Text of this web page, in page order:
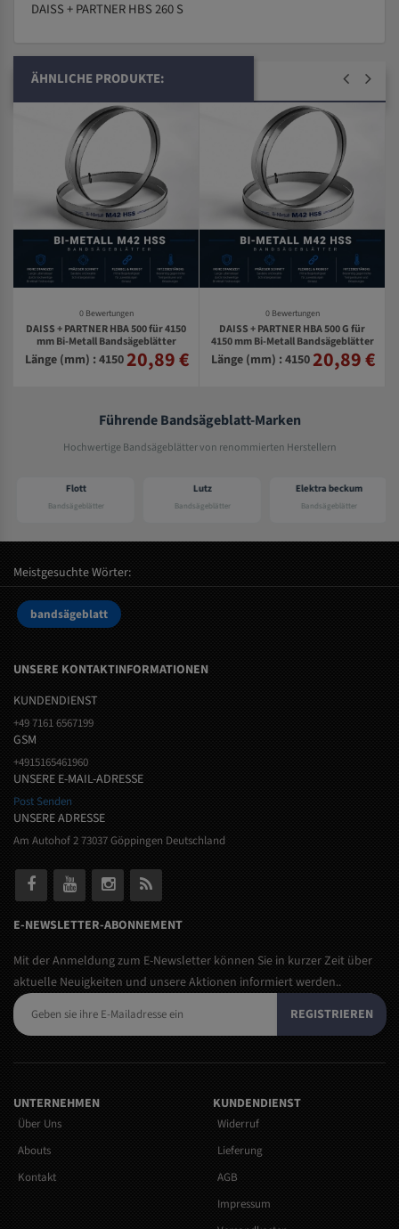
DAISS + PARTNER HBS 260 S
ÄHNLICHE PRODUKTE:
0 Bewertungen
DAISS + PARTNER HBA 500 für 4150
mm Bi-Metall Bandsägeblätter
Länge (mm) : 4150 20,89 €
0 Bewertungen
DAISS + PARTNER HBA 500 G für
4150 mm Bi-Metall Bandsägeblätter
Länge (mm) : 4150 20,89 €
Führende Bandsägeblatt-Marken
Hochwertige Bandsägeblätter von renommierten Herstellern
Flott
Bandsägeblätter
Lutz
Bandsägeblätter
Elektra beckum
Bandsägeblätter
Meistgesuchte Wörter:
bandsägeblatt
UNSERE KONTAKTINFORMATIONEN
KUNDENDIENST
+49 7161 6567199
GSM
+4915165461960
UNSERE E-MAIL-ADRESSE
Post Senden
UNSERE ADRESSE
Am Autohof 2 73037 Göppingen Deutschland
E-NEWSLETTER-ABONNEMENT
Mit der Anmeldung zum E-Newsletter können Sie in kurzer Zeit über
aktuelle Neuigkeiten und unsere Aktionen informiert werden..
REGISTRIEREN
UNTERNEHMEN
Über Uns
Abouts
Kontakt
KUNDENDIENST
Widerruf
Lieferung
AGB
Impressum